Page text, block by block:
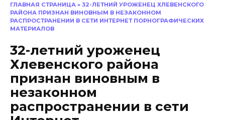
ГЛАВНАЯ СТРАНИЦА » 32-ЛЕТНИЙ УРОЖЕНЕЦ ХЛЕВЕНСКОГО
РАЙОНА ПРИЗНАН ВИНОВНЫМ В НЕЗАКОННОМ
РАСПРОСТРАНЕНИИ В СЕТИ ИНТЕРНЕТ ПОРНОГРАФИЧЕСКИХ
МАТЕРИАЛОВ
32-летний уроженец
Хлевенского района
признан виновным в
незаконном
распространении в сети